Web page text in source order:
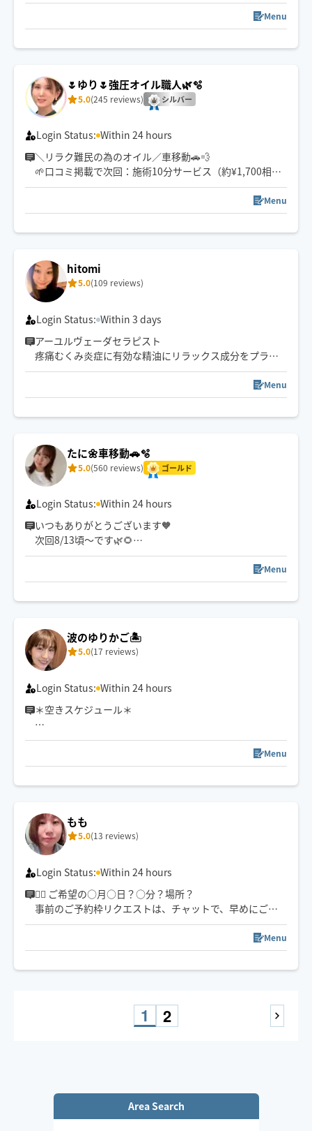
ペットやお子様大歓迎💛
ご夫婦で施術時間を分けるのもおすすめ👫
【出来る施術】
🌱タイ古式マッサージ
🌱アロマオイルマッサージ
🌱足裏リフレクソロジー
🌱アイヘッド
🌱氣の調整
Menu
🌷ゆり🌷強圧オイル職人🌿🫧
5.0(245 reviews) シルバー
Login Status: Within 24 hours
＼リラク難民の為のオイル／車移動🚗💨
🌱口コミ掲載で次回：施術10分サービス（約¥1,700相
当）
🌿 ほぐし特化×オイルの心地よさ💛
じわぁっと深層筋膜、筋肉、にアプローチで骨格ケアオ
1回の施術で病みつきになるほどスッキリ！
とにかく痛気持ちいいを極めました🍀
Menu
hitomi
5.0(109 reviews)
Login Status: Within 3 days
アーユルヴェーダセラピスト
疼痛むくみ炎症に有効な精油にリラックス成分をプラ
ス。整体、リンパ、タイ&ストレッチ指圧を症状に合わせ
【アーユルヴェーダ】
インドスリランカ発祥4000年の歴史ある自然療法。セサ
溜まった毒素までデトックス。
薬効に裏付けのあるドテラアロマオイルの高品質ピュア
成分で疲弊した細胞全身を整え正常化します。
Menu
たに🌼車移動🚗🫧
5.0(560 reviews) ゴールド
Login Status: Within 24 hours
いつもありがとうございます🧡
次回8/13頃〜です🌿🌻
心身ともにリラックス🫧
お家やホテルでのまったり時間のお供に🐕
Menu
波のゆりかご🏝️
5.0(17 reviews)
Login Status: Within 24 hours
＊空きスケジュール＊
9/4 9:00〜11:30
9/8 9:00〜11:30
9/9 9:00〜11:30
9/15 9:00〜11:30
9/16 9:00〜11:30
Menu
もも
5.0(13 reviews)
Login Status: Within 24 hours
💆‍♀️ ご希望の○月○日？○分？場所？
事前のご予約枠リクエストは、チャットで、早めにご相
談ください✨
🥰はじめまして
タイ古式マッサージと、
オイルフットマッサージも出来ます！
Menu
1 2
Area Search